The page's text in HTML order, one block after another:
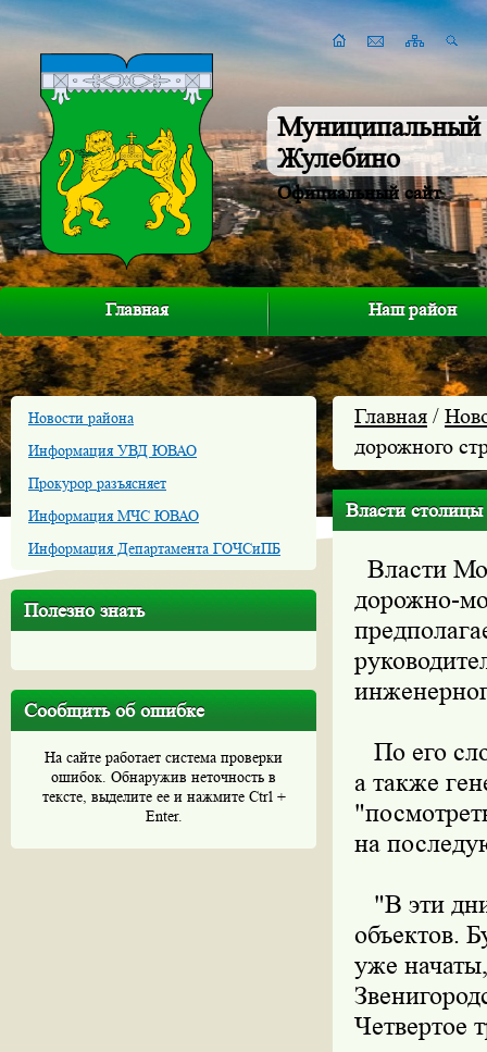
Муниципальный
Жулебино
Официальный сайт
Главная Наш район
Новости района
Информация УВД ЮВАО
Прокурор разъясняет
Информация МЧС ЮВАО
Информация Департамента ГОЧСиПБ
Полезно знать
Сообщить об ошибке
На сайте работает система проверки
ошибок. Обнаружив неточность в
тексте, выделите ее и нажмите Ctrl +
Enter.
Главная /
дорожного
Власти столицы
Власти
дорожно-
По его
а также
на
"В эти
объектов.
уже
Четвертое